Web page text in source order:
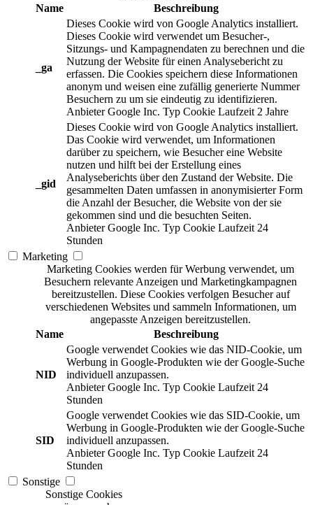
Name
Beschreibung
_ga
Dieses Cookie wird von Google Analytics installiert.
Dieses Cookie wird verwendet um Besucher-,
Sitzungs- und Kampagnendaten zu berechnen und die
Nutzung der Website für einen Analysebericht zu
erfassen. Die Cookies speichern diese Informationen
anonym und weisen eine zufällig generierte Nummer
Besuchern zu um sie eindeutig zu identifizieren.
Anbieter Google Inc. Typ Cookie Laufzeit 2 Jahre
_gid
Dieses Cookie wird von Google Analytics installiert.
Das Cookie wird verwendet, um Informationen
darüber zu speichern, wie Besucher eine Website
nutzen und hilft bei der Erstellung eines
Analyseberichts über den Zustand der Website. Die
gesammelten Daten umfassen in anonymisierter Form
die Anzahl der Besucher, die Website von der sie
gekommen sind und die besuchten Seiten.
Anbieter Google Inc. Typ Cookie Laufzeit 24
Stunden
Marketing
Marketing Cookies werden für Werbung verwendet, um
Besuchern relevante Anzeigen und Marketingkampagnen
bereitzustellen. Diese Cookies verfolgen Besucher auf
verschiedenen Websites und sammeln Informationen, um
angepasste Anzeigen bereitzustellen.
Name
Beschreibung
NID
Google verwendet Cookies wie das NID-Cookie, um
Werbung in Google-Produkten wie der Google-Suche
individuell anzupassen.
Anbieter Google Inc. Typ Cookie Laufzeit 24
Stunden
SID
Google verwendet Cookies wie das SID-Cookie, um
Werbung in Google-Produkten wie der Google-Suche
individuell anzupassen.
Anbieter Google Inc. Typ Cookie Laufzeit 24
Stunden
Sonstige
Sonstige Cookies